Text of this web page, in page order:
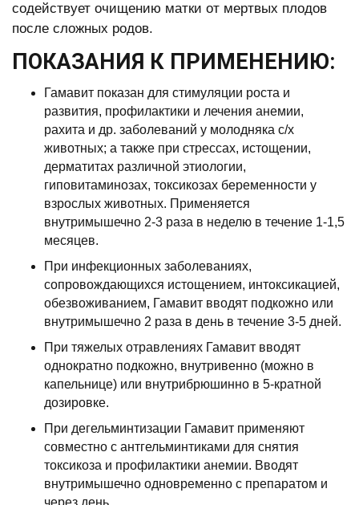
содействует очищению матки от мертвых плодов
после сложных родов.
ПОКАЗАНИЯ К ПРИМЕНЕНИЮ:
Гамавит показан для стимуляции роста и
развития, профилактики и лечения анемии,
рахита и др. заболеваний у молодняка с/х
животных; а также при стрессах, истощении,
дерматитах различной этиологии,
гиповитаминозах, токсикозах беременности у
взрослых животных. Применяется
внутримышечно 2-3 раза в неделю в течение 1-1,5
месяцев.
При инфекционных заболеваниях,
сопровождающихся истощением, интоксикацией,
обезвоживанием, Гамавит вводят подкожно или
внутримышечно 2 раза в день в течение 3-5 дней.
При тяжелых отравлениях Гамавит вводят
однократно подкожно, внутривенно (можно в
капельнице) или внутрибрюшинно в 5-кратной
дозировке.
При дегельминтизации Гамавит применяют
совместно с антгельминтиками для снятия
токсикоза и профилактики анемии. Вводят
внутримышечно одновременно с препаратом и
через день.